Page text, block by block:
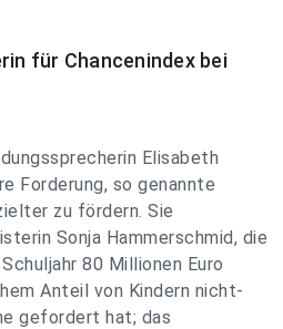
für Chancenindex bei
Elisabeth
Forderung, so genannte
zu fördern. Sie
Sonja Hammerschmid, die
80 Millionen Euro
Anteil von Kindern nicht-
gefordert hat; das